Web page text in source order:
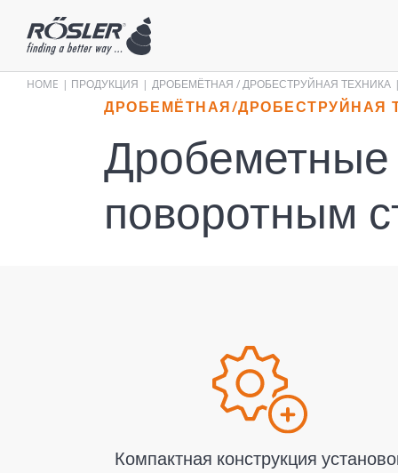
HOME ПРОДУКЦИЯ ДРОБЕМЁТНАЯ / ­ДРОБЕСТРУЙНАЯ ТЕХНИКА
ДРОБЕМЁТНАЯ/ДРОБЕСТРУЙНАЯ
Дробеметные
поворотным
Компактная конструкция